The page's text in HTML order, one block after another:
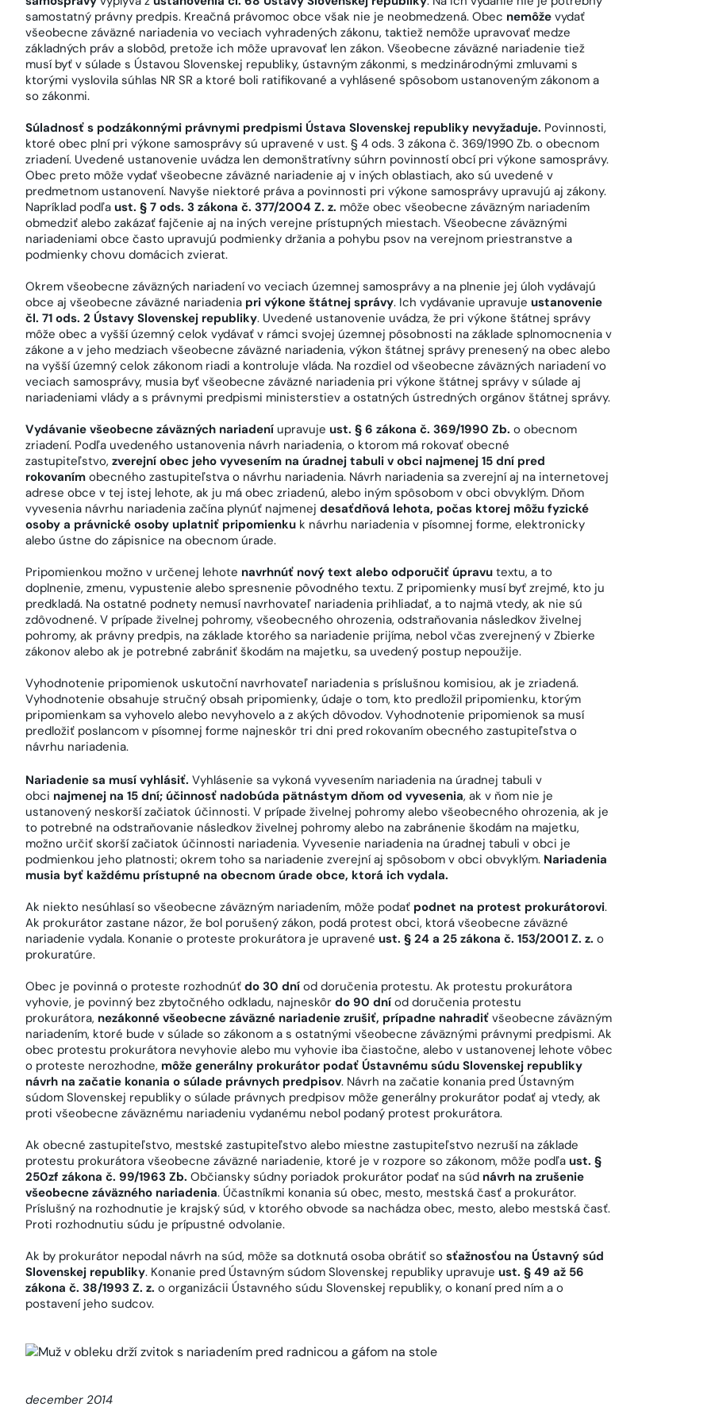
samostatný právny predpis. Kreačná právomoc obce však nie je neobmedzená. Obec nemôže vydať
všeobecne záväzné nariadenia vo veciach vyhradených zákonu, taktiež nemôže upravovať medze
základných práv a slobôd, pretože ich môže upravovať len zákon. Všeobecne záväzné nariadenie tiež
musí byť v súlade s Ústavou Slovenskej republiky, ústavným zákonmi, s medzinárodnými zmluvami s
ktorými vyslovila súhlas NR SR a ktoré boli ratifikované a vyhlásené spôsobom ustanoveným zákonom a
so zákonmi.
Súladnosť s podzákonnými právnymi predpismi Ústava Slovenskej republiky nevyžaduje. Povinnosti,
ktoré obec plní pri výkone samosprávy sú upravené v ust. § 4 ods. 3 zákona č. 369/1990 Zb. o obecnom
zriadení. Uvedené ustanovenie uvádza len demonštratívny súhrn povinností obcí pri výkone samosprávy.
Obec preto môže vydať všeobecne záväzné nariadenie aj v iných oblastiach, ako sú uvedené v
predmetnom ustanovení. Navyše niektoré práva a povinnosti pri výkone samosprávy upravujú aj zákony.
Napríklad podľa ust. § 7 ods. 3 zákona č. 377/2004 Z. z. môže obec všeobecne záväzným nariadením
obmedziť alebo zakázať fajčenie aj na iných verejne prístupných miestach. Všeobecne záväznými
nariadeniami obce často upravujú podmienky držania a pohybu psov na verejnom priestranstve a
podmienky chovu domácich zvierat.
Okrem všeobecne záväzných nariadení vo veciach územnej samosprávy a na plnenie jej úloh vydávajú
obce aj všeobecne záväzné nariadenia pri výkone štátnej správy. Ich vydávanie upravuje ustanovenie
čl. 71 ods. 2 Ústavy Slovenskej republiky. Uvedené ustanovenie uvádza, že pri výkone štátnej správy
môže obec a vyšší územný celok vydávať v rámci svojej územnej pôsobnosti na základe splnomocnenia v
zákone a v jeho medziach všeobecne záväzné nariadenia, výkon štátnej správy prenesený na obec alebo
na vyšší územný celok zákonom riadi a kontroluje vláda. Na rozdiel od všeobecne záväzných nariadení vo
veciach samosprávy, musia byť všeobecne záväzné nariadenia pri výkone štátnej správy v súlade aj
nariadeniami vlády a s právnymi predpismi ministerstiev a ostatných ústredných orgánov štátnej správy.
Vydávanie všeobecne záväzných nariadení upravuje ust. § 6 zákona č. 369/1990 Zb. o obecnom
zriadení. Podľa uvedeného ustanovenia návrh nariadenia, o ktorom má rokovať obecné
zastupiteľstvo, zverejní obec jeho vyvesením na úradnej tabuli v obci najmenej 15 dní pred
rokovaním obecného zastupiteľstva o návrhu nariadenia. Návrh nariadenia sa zverejní aj na internetovej
adrese obce v tej istej lehote, ak ju má obec zriadenú, alebo iným spôsobom v obci obvyklým. Dňom
vyvesenia návrhu nariadenia začína plynúť najmenej desaťdňová lehota, počas ktorej môžu fyzické
osoby a právnické osoby uplatniť pripomienku k návrhu nariadenia v písomnej forme, elektronicky
alebo ústne do zápisnice na obecnom úrade.
Pripomienkou možno v určenej lehote navrhnúť nový text alebo odporučiť úpravu textu, a to
doplnenie, zmenu, vypustenie alebo spresnenie pôvodného textu. Z pripomienky musí byť zrejmé, kto ju
predkladá. Na ostatné podnety nemusí navrhovateľ nariadenia prihliadať, a to najmä vtedy, ak nie sú
zdôvodnené. V prípade živelnej pohromy, všeobecného ohrozenia, odstraňovania následkov živelnej
pohromy, ak právny predpis, na základe ktorého sa nariadenie prijíma, nebol včas zverejnený v Zbierke
zákonov alebo ak je potrebné zabrániť škodám na majetku, sa uvedený postup nepoužije.
Vyhodnotenie pripomienok uskutoční navrhovateľ nariadenia s príslušnou komisiou, ak je zriadená.
Vyhodnotenie obsahuje stručný obsah pripomienky, údaje o tom, kto predložil pripomienku, ktorým
pripomienkam sa vyhovelo alebo nevyhovelo a z akých dôvodov. Vyhodnotenie pripomienok sa musí
predložiť poslancom v písomnej forme najneskôr tri dni pred rokovaním obecného zastupiteľstva o
návrhu nariadenia.
Nariadenie sa musí vyhlásiť. Vyhlásenie sa vykoná vyvesením nariadenia na úradnej tabuli v
obci najmenej na 15 dní; účinnosť nadobúda pätnástym dňom od vyvesenia, ak v ňom nie je
ustanovený neskorší začiatok účinnosti. V prípade živelnej pohromy alebo všeobecného ohrozenia, ak je
to potrebné na odstraňovanie následkov živelnej pohromy alebo na zabránenie škodám na majetku,
možno určiť skorší začiatok účinnosti nariadenia. Vyvesenie nariadenia na úradnej tabuli v obci je
podmienkou jeho platnosti; okrem toho sa nariadenie zverejní aj spôsobom v obci obvyklým. Nariadenia
musia byť každému prístupné na obecnom úrade obce, ktorá ich vydala.
Ak niekto nesúhlasí so všeobecne záväzným nariadením, môže podať podnet na protest prokurátorovi.
Ak prokurátor zastane názor, že bol porušený zákon, podá protest obci, ktorá všeobecne záväzné
nariadenie vydala. Konanie o proteste prokurátora je upravené ust. § 24 a 25 zákona č. 153/2001 Z. z. o
prokuratúre.
Obec je povinná o proteste rozhodnúť do 30 dní od doručenia protestu. Ak protestu prokurátora
vyhovie, je povinný bez zbytočného odkladu, najneskôr do 90 dní od doručenia protestu
prokurátora, nezákonné všeobecne záväzné nariadenie zrušiť, prípadne nahradiť všeobecne záväzným
nariadením, ktoré bude v súlade so zákonom a s ostatnými všeobecne záväznými právnymi predpismi. Ak
obec protestu prokurátora nevyhovie alebo mu vyhovie iba čiastočne, alebo v ustanovenej lehote vôbec
o proteste nerozhodne, môže generálny prokurátor podať Ústavnému súdu Slovenskej republiky
návrh na začatie konania o súlade právnych predpisov. Návrh na začatie konania pred Ústavným
súdom Slovenskej republiky o súlade právnych predpisov môže generálny prokurátor podať aj vtedy, ak
proti všeobecne záväznému nariadeniu vydanému nebol podaný protest prokurátora.
Ak obecné zastupiteľstvo, mestské zastupiteľstvo alebo miestne zastupiteľstvo nezruší na základe
protestu prokurátora všeobecne záväzné nariadenie, ktoré je v rozpore so zákonom, môže podľa ust. §
250zf zákona č. 99/1963 Zb. Občiansky súdny poriadok prokurátor podať na súd návrh na zrušenie
všeobecne záväzného nariadenia. Účastníkmi konania sú obec, mesto, mestská časť a prokurátor.
Príslušný na rozhodnutie je krajský súd, v ktorého obvode sa nachádza obec, mesto, alebo mestská časť.
Proti rozhodnutiu súdu je prípustné odvolanie.
Ak by prokurátor nepodal návrh na súd, môže sa dotknutá osoba obrátiť so sťažnosťou na Ústavný súd
Slovenskej republiky. Konanie pred Ústavným súdom Slovenskej republiky upravuje ust. § 49 až 56
zákona č. 38/1993 Z. z. o organizácii Ústavného súdu Slovenskej republiky, o konaní pred ním a o
postavení jeho sudcov.
december 2014